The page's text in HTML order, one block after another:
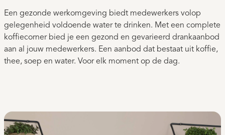
Een gezonde werkomgeving biedt medewerkers volop
gelegenheid voldoende water te drinken. Met een complete
koffiecorner bied je een gezond en gevarieerd drankaanbod
aan al jouw medewerkers. Een aanbod dat bestaat uit koffie,
thee, soep en water. Voor elk moment op de dag.